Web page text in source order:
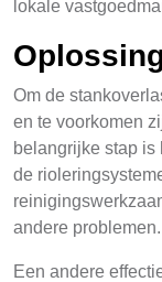
lokale
Om de
en te voorkomen
belangrijke stap is
de
andere problemen.
Een andere